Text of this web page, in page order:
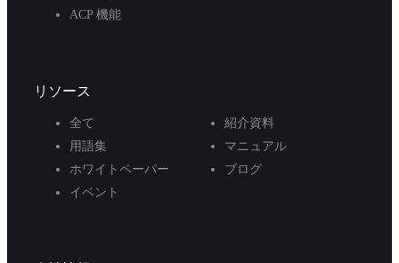
ACP 機能
リソース
全て
紹介資料
用語集
マニュアル
ホワイトペーパー
ブログ
イベント